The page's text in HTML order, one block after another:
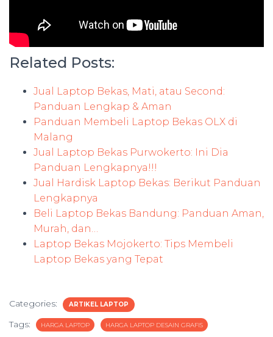
Related Posts:
Jual Laptop Bekas, Mati, atau Second:
Panduan Lengkap & Aman
Panduan Membeli Laptop Bekas OLX di
Malang
Jual Laptop Bekas Purwokerto: Ini Dia
Panduan Lengkapnya!!!
Jual Hardisk Laptop Bekas: Berikut Panduan
Lengkapnya
Beli Laptop Bekas Bandung: Panduan Aman,
Murah, dan…
Laptop Bekas Mojokerto: Tips Membeli
Laptop Bekas yang Tepat
Categories: ARTIKEL LAPTOP
Tags: HARGA LAPTOP HARGA LAPTOP DESAIN GRAFIS